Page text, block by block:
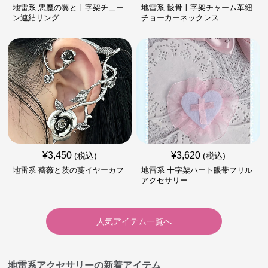
地雷系 悪魔の翼と十字架チェー
ン連結リング
地雷系 骸骨十字架チャーム革紐
チョーカーネックレス
¥3,450 (税込)
地雷系 薔薇と茨の蔓イヤーカフ
¥3,620 (税込)
地雷系 十字架ハート眼帯フリル
アクセサリー
人気アイテム一覧へ
地雷系アクセサリーの新着アイテム